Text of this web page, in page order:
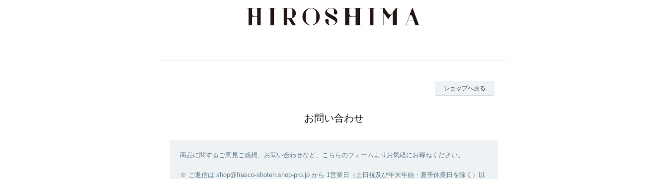
ショップへ戻る
お問い合わせ
商品に関するご意見ご感想、お問い合わせなど、こちらのフォームよりお気軽にお尋ねください。
※ ご返信は shop@frasco-shoten.shop-pro.jp から 1営業日（土日祝及び年末年始・夏季休業日を除く）以